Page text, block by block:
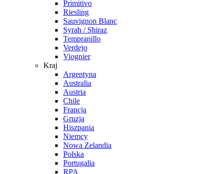
Primitivo
Riesling
Sauvignon Blanc
Syrah / Shiraz
Tempranillo
Verdejo
Viognier
Kraj
Argentyna
Australia
Austria
Chile
Francja
Gruzja
Hiszpania
Niemcy
Nowa Zelandia
Polska
Portugalia
RPA